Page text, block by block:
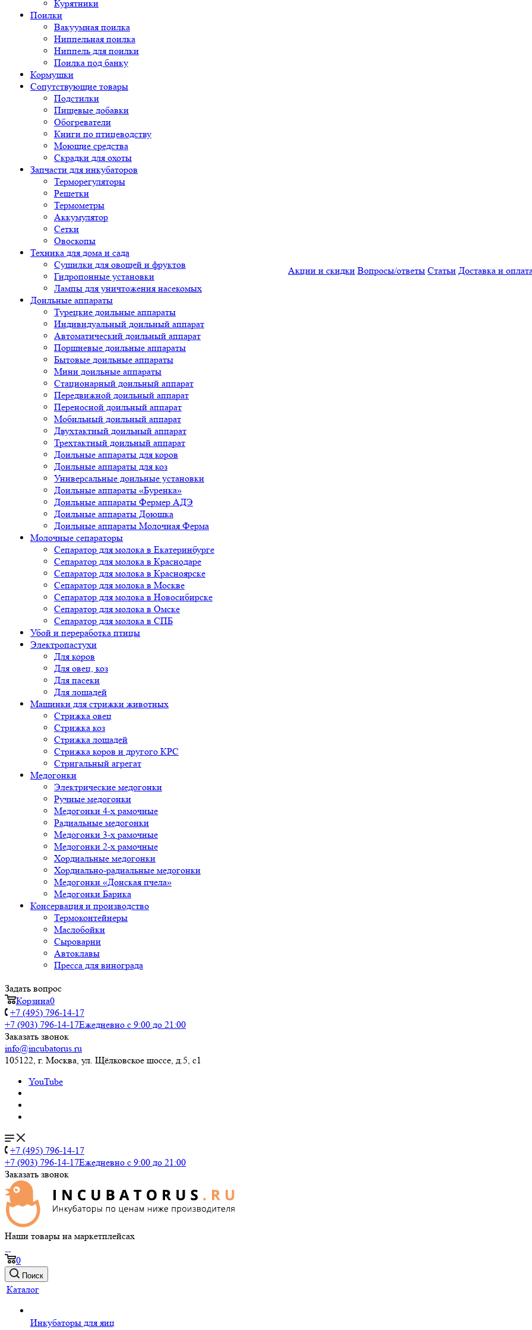
Курятники
Поилки
Вакуумная поилка
Ниппельная поилка
Ниппель для поилки
Поилка под банку
Кормушки
Сопутствующие товары
Подстилки
Пищевые добавки
Обогреватели
Книги по птицеводству
Моющие средства
Скрадки для охоты
Запчасти для инкубаторов
Терморегуляторы
Решетки
Термометры
Аккумулятор
Сетки
Овоскопы
Техника для дома и сада
Сушилки для овощей и фруктов
Гидропонные установки
Лампы для уничтожения насекомых
Доильные аппараты
Турецкие доильные аппараты
Индивидуальный доильный аппарат
Автоматический доильный аппарат
Поршневые доильные аппараты
Бытовые доильные аппараты
Мини доильные аппараты
Стационарный доильный аппарат
Передвижной доильный аппарат
Переносной доильный аппарат
Мобильный доильный аппарат
Двухтактный доильный аппарат
Трехтактный доильный аппарат
Доильные аппараты для коров
Доильные аппараты для коз
Универсальные доильные установки
Доильные аппараты «Буренка»
Доильные аппараты Фермер АДЭ
Доильные аппараты Доюшка
Доильные аппараты Молочная Ферма
Молочные сепараторы
Сепаратор для молока в Екатеринбурге
Сепаратор для молока в Краснодаре
Сепаратор для молока в Красноярске
Сепаратор для молока в Москве
Сепаратор для молока в Новосибирске
Сепаратор для молока в Омске
Сепаратор для молока в СПБ
Убой и переработка птицы
Электропастухи
Для коров
Для овец, коз
Для пасеки
Для лошадей
Машинки для стрижки животных
Стрижка овец
Стрижка коз
Стрижка лошадей
Стрижка коров и другого КРС
Стригальный агрегат
Медогонки
Электрические медогонки
Ручные медогонки
Медогонки 4-х рамочные
Радиальные медогонки
Медогонки 3-х рамочные
Медогонки 2-х рамочные
Хордиальные медогонки
Хордиально-радиальные медогонки
Медогонки «Донская пчела»
Медогонки Барика
Консервация и производство
Термоконтейнеры
Маслобойки
Сыроварни
Автоклавы
Пресса для винограда
Акции и скидки Вопросы/ответы Статьи Доставка и
Задать вопрос
Корзина0
+7 (495) 796-14-17
+7 (903) 796-14-17Ежедневно с 9:00 до 21:00
Заказать звонок
info@incubatorus.ru
105122, г. Москва, ул. Щёлковское шоссе, д.5, с1
YouTube
+7 (495) 796-14-17
+7 (903) 796-14-17Ежедневно с 9:00 до 21:00
Заказать звонок
Наши товары на маркетплейсах
0
Поиск
Каталог
Инкубаторы для яиц